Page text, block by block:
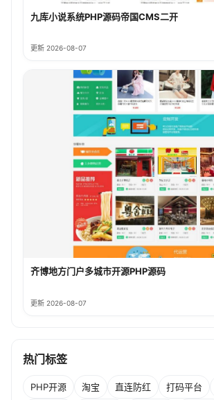
九库小说系统PHP源码帝国CMS二开
更新 2026-08-07
齐博地方门户多城市开源PHP源码
更新 2026-08-07
热门标签
PHP开源 淘宝 直连防红 打码平台